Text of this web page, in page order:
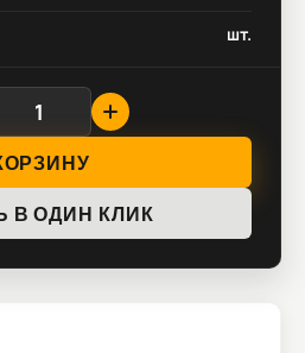
шт.
В ОДИН КЛИК